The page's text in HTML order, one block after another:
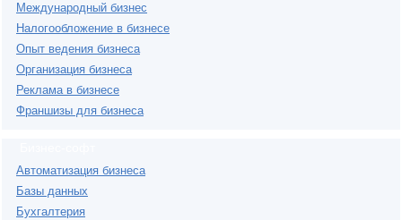
Международный бизнес
Налогообложение в бизнесе
Опыт ведения бизнеса
Организация бизнеса
Реклама в бизнесе
Франшизы для бизнеса
Автоматизация бизнеса
Базы данных
Бухгалтерия